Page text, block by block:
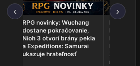
‹
RPG novinky: Wuchang
dostane pokračovanie,
Nioh 3 otvorí brány pekla
a Expeditions: Samurai
ukazuje hrateľnosť
RPG
Fantasy
Evercold,
Monsters
mieri na
›